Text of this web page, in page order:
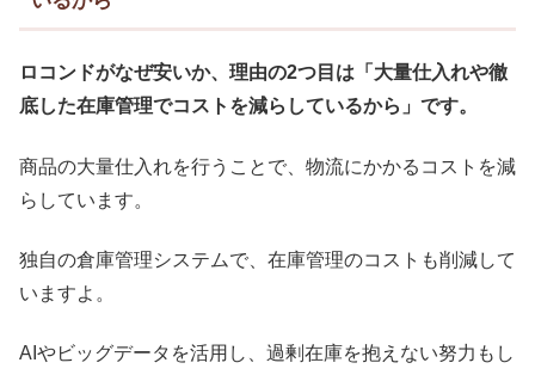
ロコンドがなぜ安いか、理由の2つ目は「大量仕入れや徹
底した在庫管理でコストを減らしているから」です。
商品の大量仕入れを行うことで、物流にかかるコストを減
らしています。
独自の倉庫管理システムで、在庫管理のコストも削減して
いますよ。
AIやビッグデータを活用し、過剰在庫を抱えない努力もし